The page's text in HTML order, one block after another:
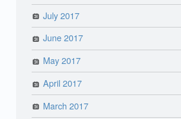
July 2017
June 2017
May 2017
April 2017
March 2017